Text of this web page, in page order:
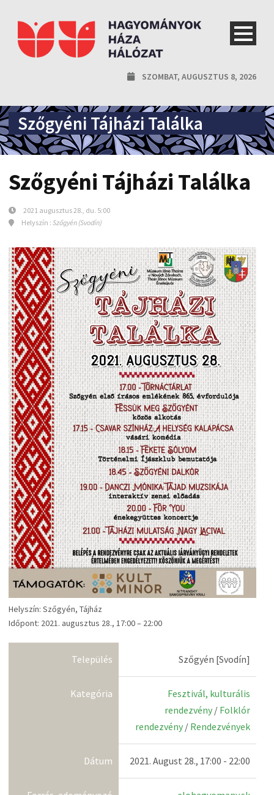
SZOMBAT, AUGUSZTUS 8, 2026
Szőgyéni Tájházi Találka
Szőgyéni Tájházi Találka
2021 augusztus 28., du. 5:00
Helyszín : Szőgyén (Svodín)
Helyszín: Szőgyén, Tájház
Időpont: 2021. augusztus 28., 17:00 – 22:00
Település Szőgyén [Svodín]
Kategória
Fesztivál, kulturális
rendezvény / Folklór
rendezvény / Rendezvények
Dátum 2021. August 28., 17:00 - 22:00